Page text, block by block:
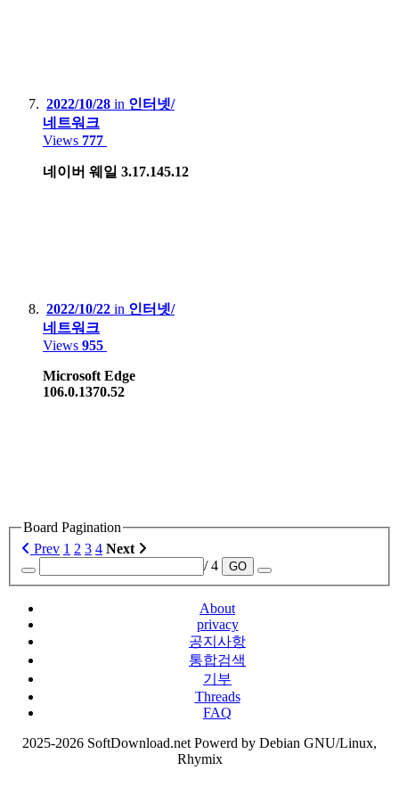
2022/10/28 in 인터넷/
네트워크
Views 777
네이버 웨일 3.17.145.12
2022/10/22 in 인터넷/
네트워크
Views 955
Microsoft Edge
106.0.1370.52
Board Pagination
Prev 1 2 3 4 Next
/ 4
GO
About
privacy
공지사항
통합검색
기부
Threads
FAQ
2025-2026 SoftDownload.net Powerd by Debian GNU/Linux,
Rhymix